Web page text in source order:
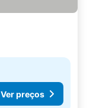
Ver preços